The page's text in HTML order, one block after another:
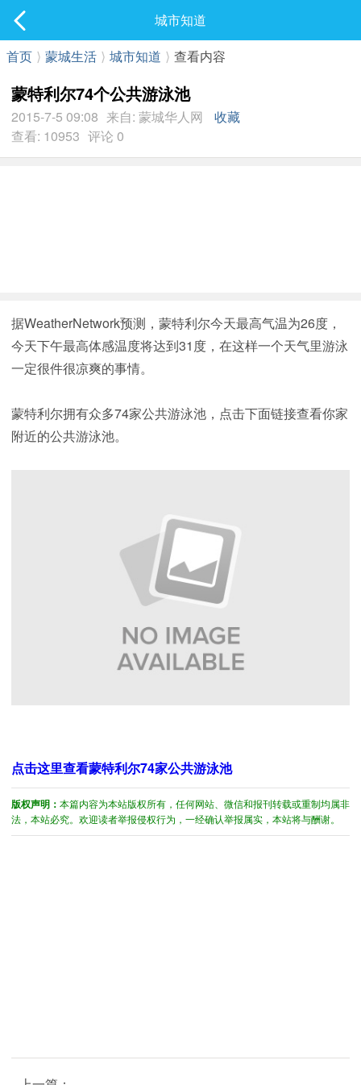
最新发表
城市知道
首页 ⟩ 蒙城生活 ⟩ 城市知道 ⟩ 查看内容
蒙特利尔74个公共游泳池
2015-7-5 09:08 来自: 蒙城华人网
收藏
查看: 10953 评论 0
据WeatherNetwork预测，蒙特利尔今天最高气温为26度，
今天下午最高体感温度将达到31度，在这样一个天气里游泳
一定很件很凉爽的事情。
蒙特利尔拥有众多74家公共游泳池，点击下面链接查看你家
附近的公共游泳池。
点击这里查看蒙特利尔74家公共游泳池
版权声明： 本篇内容为本站版权所有，任何网站、微信和报刊转载或重制均属非
法，本站必究。欢迎读者举报侵权行为，一经确认举报属实，本站将与酬谢。